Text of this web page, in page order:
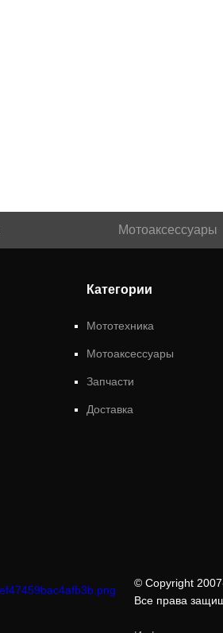
Мотоаксессуары
Категории
Мототехника
Мотоаксессуары
Запчасти
Доставка
© Copyright
Все права